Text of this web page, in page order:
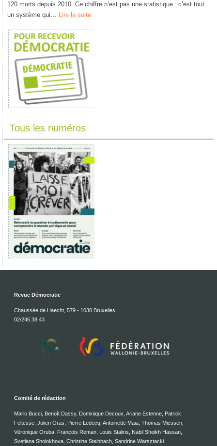
120 morts depuis 2010. Ce chiffre n’est pas une statistique : c’est tout
un système qui… Lire la suite
Tous les numéros
Revue Démocratie
Chaussée de Haecht, 579 - 1030 Bruxelles
02/246.38.43
Comité de rédaction
Mario Bucci, Benoît Dassy, Dominique Decoux, Ariane Estenne, Patrick
Feltesse, Julien Gras, Pierre Ledecq, Antoinette Maia, Thomas Miessen,
Véronique Oruba, François Reman, Louis Stalins, Nabil Sheikh Hassan,
Svetlana Sholokhova, Christine Steinbach, Sandrine Warsztacki